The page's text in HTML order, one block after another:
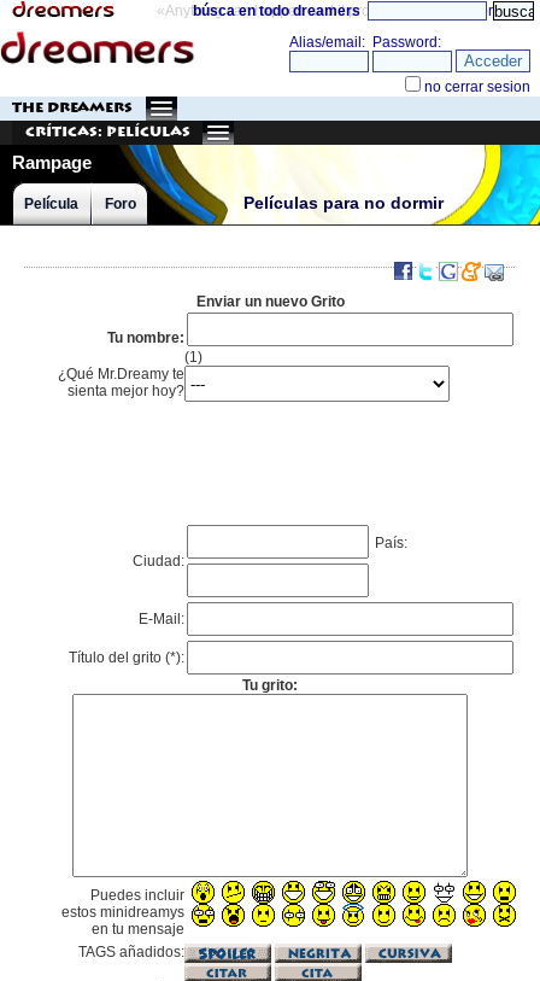
«Anything can happen and it probably will» directorio
búsca en todo dreamers
THE DREAMERS
Críticas: Películas
Rampage
Películas para no dormir
Película Foro
Enviar un nuevo Grito
Tu nombre:
(1)
¿Qué Mr.Dreamy te
sienta mejor hoy?
Ciudad:
País:
E-Mail:
Título del grito (*):
Tu grito:
Puedes incluir
estos minidreamys
en tu mensaje
TAGS añadidos: